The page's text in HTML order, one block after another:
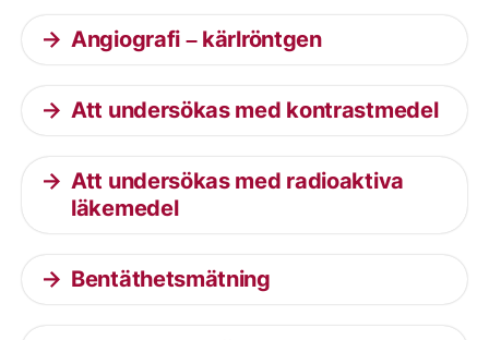
Angiografi – kärlröntgen
Att undersökas med kontrastmedel
Att undersökas med radioaktiva
läkemedel
Bentäthetsmätning